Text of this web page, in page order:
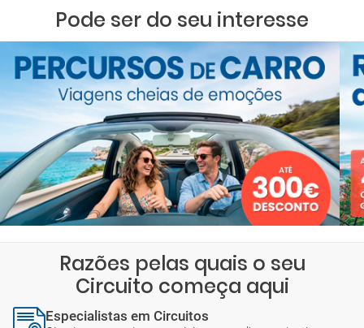
Pode ser do seu interesse
Razões pelas quais o seu
Circuito começa aqui
Especialistas em Circuitos